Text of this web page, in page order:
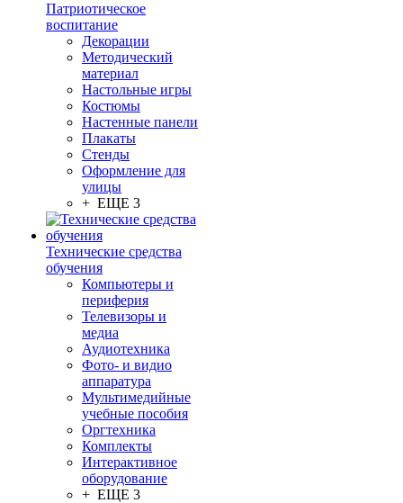
Патриотическое
воспитание
Декорации
Методический
материал
Настольные игры
Костюмы
Настенные панели
Плакаты
Стенды
Оформление для
улицы
+ ЕЩЕ 3
Технические средства
обучения
Компьютеры и
периферия
Телевизоры и
медиа
Аудиотехника
Фото- и видио
аппаратура
Мультимедийные
учебные пособия
Оргтехника
Комплекты
Интерактивное
оборудование
+ ЕЩЕ 3